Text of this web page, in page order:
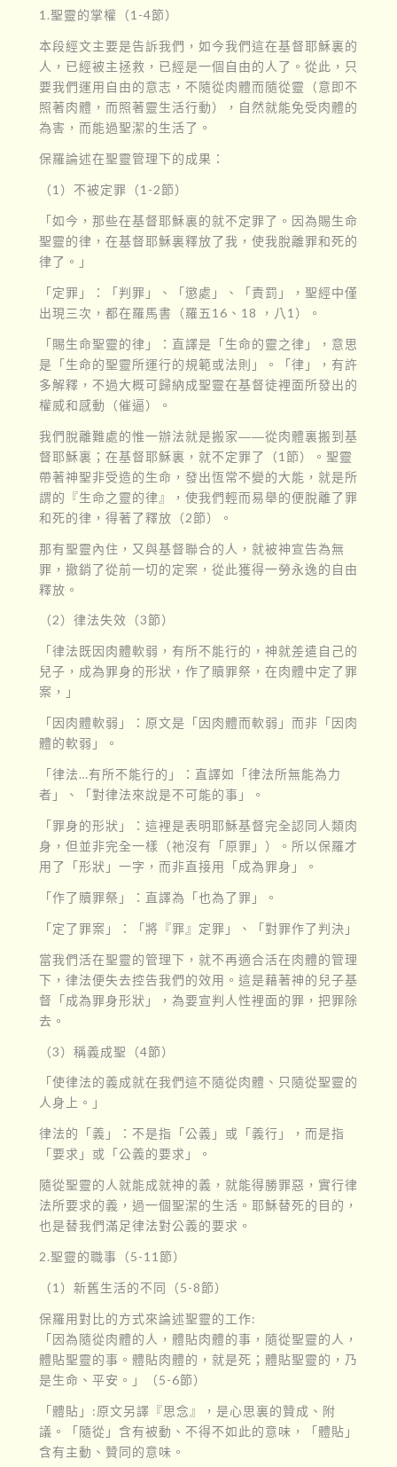
1.聖靈的掌權（1-4節）
本段經文主要是告訴我們，如今我們這在基督耶穌裏的
人，已經被主拯救，已經是一個自由的人了。從此，只
要我們運用自由的意志，不隨從肉體而隨從靈（意即不
照著肉體，而照著靈生活行動），自然就能免受肉體的
為害，而能過聖潔的生活了。
保羅論述在聖靈管理下的成果：
（1）不被定罪（1-2節）
「如今，那些在基督耶穌裏的就不定罪了。因為賜生命
聖靈的律，在基督耶穌裏釋放了我，使我脫離罪和死的
律了。」
「定罪」：「判罪」、「懲處」、「責罰」，聖經中僅
出現三次，都在羅馬書（羅五16、18 ，八1）。
「賜生命聖靈的律」：直譯是「生命的靈之律」，意思
是「生命的聖靈所運行的規範或法則」。「律」，有許
多解釋，不過大概可歸納成聖靈在基督徒裡面所發出的
權威和感動（催逼）。
我們脫離難處的惟一辦法就是搬家――從肉體裏搬到基
督耶穌裏；在基督耶穌裏，就不定罪了（1節）。聖靈
帶著神聖非受造的生命，發出恆常不變的大能，就是所
謂的『生命之靈的律』，使我們輕而易舉的便脫離了罪
和死的律，得著了釋放（2節）。
那有聖靈內住，又與基督聯合的人，就被神宣告為無
罪，撤銷了從前一切的定案，從此獲得一勞永逸的自由
釋放。
（2）律法失效（3節）
「律法既因肉體軟弱，有所不能行的，神就差遣自己的
兒子，成為罪身的形狀，作了贖罪祭，在肉體中定了罪
案，」
「因肉體軟弱」：原文是「因肉體而軟弱」而非「因肉
體的軟弱」。
「律法…有所不能行的」：直譯如「律法所無能為力
者」、「對律法來說是不可能的事」。
「罪身的形狀」：這裡是表明耶穌基督完全認同人類肉
身，但並非完全一樣（祂沒有「原罪」）。所以保羅才
用了「形狀」一字，而非直接用「成為罪身」。
「作了贖罪祭」：直譯為「也為了罪」。
「定了罪案」：「將『罪』定罪」、「對罪作了判決」
當我們活在聖靈的管理下，就不再適合活在肉體的管理
下，律法便失去控告我們的效用。這是藉著神的兒子基
督「成為罪身形狀」，為要宣判人性裡面的罪，把罪除
去。
（3）稱義成聖（4節）
「使律法的義成就在我們這不隨從肉體、只隨從聖靈的
人身上。」
律法的「義」：不是指「公義」或「義行」，而是指
「要求」或「公義的要求」。
隨從聖靈的人就能成就神的義，就能得勝罪惡，實行律
法所要求的義，過一個聖潔的生活。耶穌替死的目的，
也是替我們滿足律法對公義的要求。
2.聖靈的職事（5-11節）
（1）新舊生活的不同（5-8節）
保羅用對比的方式來論述聖靈的工作:
「因為隨從肉體的人，體貼肉體的事，隨從聖靈的人，
體貼聖靈的事。體貼肉體的，就是死；體貼聖靈的，乃
是生命、平安。」（5-6節）
「體貼」:原文另譯『思念』，是心思裏的贊成、附
議。「隨從」含有被動、不得不如此的意味，「體貼」
含有主動、贊同的意味。